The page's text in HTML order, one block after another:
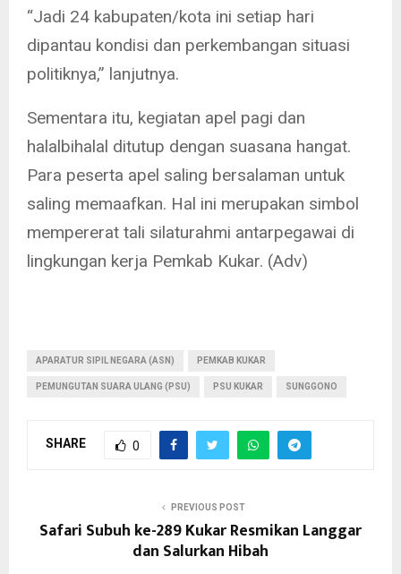
“Jadi 24 kabupaten/kota ini setiap hari
dipantau kondisi dan perkembangan situasi
politiknya,” lanjutnya.
Sementara itu, kegiatan apel pagi dan
halalbihalal ditutup dengan suasana hangat.
Para peserta apel saling bersalaman untuk
saling memaafkan. Hal ini merupakan simbol
mempererat tali silaturahmi antarpegawai di
lingkungan kerja Pemkab Kukar. (Adv)
APARATUR SIPIL NEGARA (ASN) PEMKAB KUKAR
PEMUNGUTAN SUARA ULANG (PSU) PSU KUKAR SUNGGONO
SHARE 0
PREVIOUS POST
Safari Subuh ke-289 Kukar Resmikan Langgar
dan Salurkan Hibah